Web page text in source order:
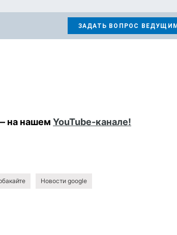
на нашем YouTube-канале!
Новости google